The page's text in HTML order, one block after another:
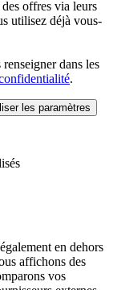
offres via leurs
utilisez déjà vous-
dans les
.
les paramètres
en dehors
affichons des
vos